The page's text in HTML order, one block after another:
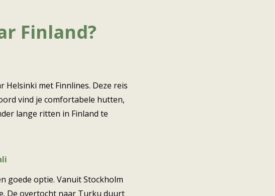
Finland?
met Finnlines. Deze reis
vind je comfortabele hutten,
lange ritten in Finland te
goede optie. Vanuit Stockholm
De overtocht naar Turku duurt